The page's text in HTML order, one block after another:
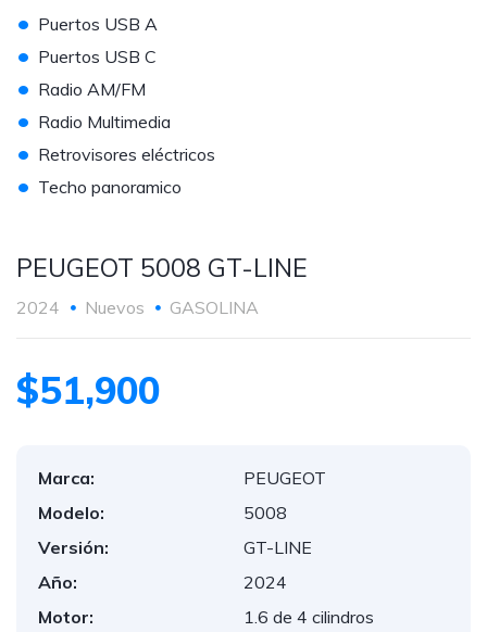
• Puertos USB A
• Puertos USB C
• Radio AM/FM
• Radio Multimedia
• Retrovisores eléctricos
• Techo panoramico
PEUGEOT 5008 GT-LINE
2024 Nuevos GASOLINA
$51,900
Marca:
PEUGEOT
Modelo:
5008
Versión:
GT-LINE
Año:
2024
Motor:
1.6 de 4 cilindros